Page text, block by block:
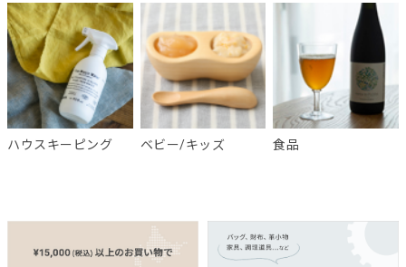
ハウスキーピング ベビー/キッズ 食品